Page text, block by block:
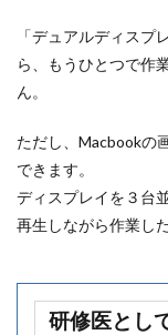
「デュアルディスプ
ら、もうひとつで作
ん。
ただし、Macbookの
できます。
ディスプレイを３台
再生しながら作業し
研修医とし